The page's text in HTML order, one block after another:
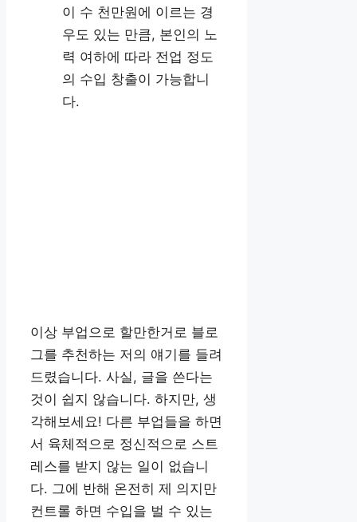
이 수 천만원에 이르는 경
우도 있는 만큼, 본인의 노
력 여하에 따라 전업 정도
의 수입 창출이 가능합니
다.
이상 부업으로 할만한거로 블로
그를 추천하는 저의 얘기를 들려
드렸습니다. 사실, 글을 쓴다는
것이 쉽지 않습니다. 하지만, 생
각해보세요! 다른 부업들을 하면
서 육체적으로 정신적으로 스트
레스를 받지 않는 일이 없습니
다. 그에 반해 온전히 제 의지만
컨트롤 하면 수입을 벌 수 있는